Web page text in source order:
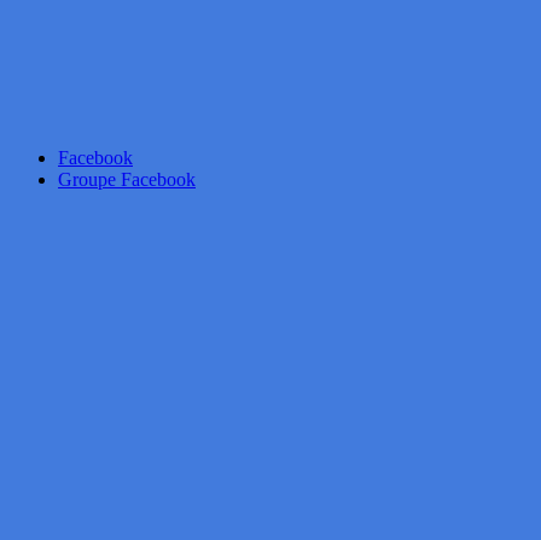
Facebook
Groupe Facebook